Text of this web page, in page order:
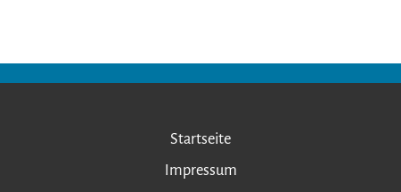
Startseite
Impressum